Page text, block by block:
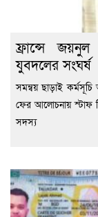
ফ্রান্সে
যুবদলের সংঘর্ষ
সমন্বয় ছাড়াই কর্মসূচি
ফের আলোচনায় স্টাফ
সদস্য